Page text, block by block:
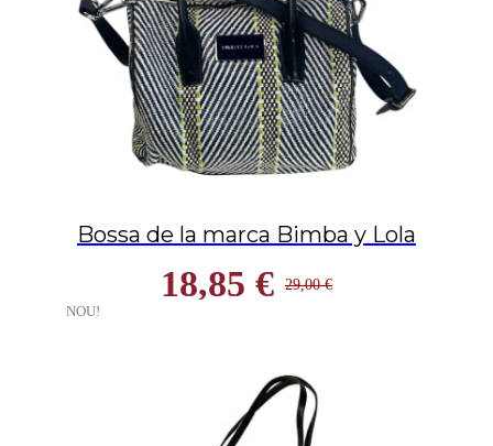
NOU!
Bossa de la marca Bimba y Lola
29,00 €
18,85 €